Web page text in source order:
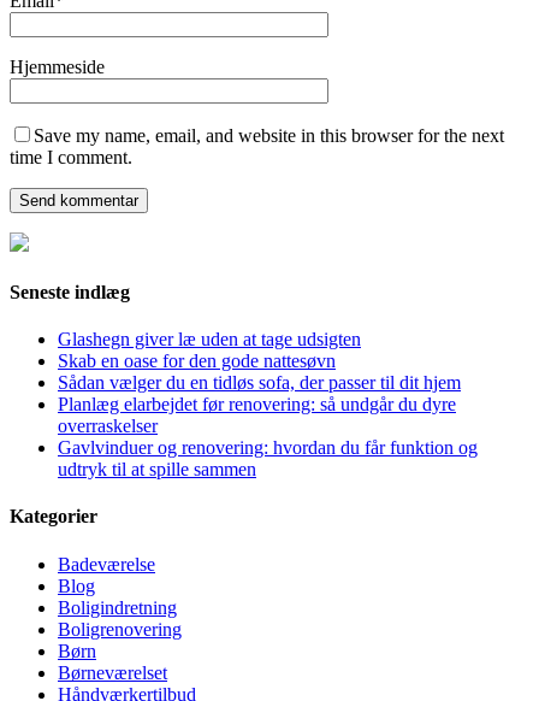
Hjemmeside
Save my name, email, and website in this browser for the next
time I comment.
Seneste indlæg
Glashegn giver læ uden at tage udsigten
Skab en oase for den gode nattesøvn
Sådan vælger du en tidløs sofa, der passer til dit hjem
Planlæg elarbejdet før renovering: så undgår du dyre
overraskelser
Gavlvinduer og renovering: hvordan du får funktion og
udtryk til at spille sammen
Kategorier
Badeværelse
Blog
Boligindretning
Boligrenovering
Børn
Børneværelset
Håndværkertilbud